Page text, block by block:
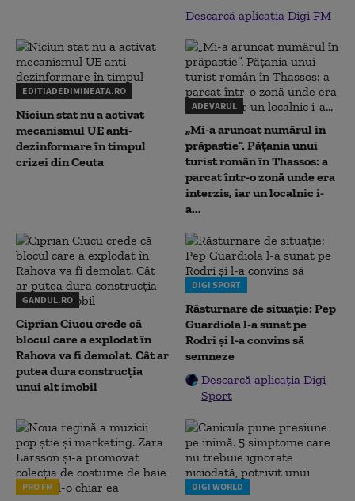
Descarcă aplicația Digi FM
EDITIADEDIMINEATA.RO
Niciun stat nu a activat
mecanismul UE anti-
dezinformare în timpul
crizei din Ceuta
ADEVARUL
„Mi-a aruncat numărul în
prăpastie”. Pățania unui
turist român în Thassos: a
parcat într-o zonă unde era
interzis, iar un localnic i-
a...
GANDUL.RO
Ciprian Ciucu crede că
blocul care a explodat în
Rahova va fi demolat. Cât ar
putea dura construcția
unui alt imobil
DIGI SPORT
Răsturnare de situație: Pep
Guardiola l-a sunat pe
Rodri și l-a convins să
semneze
Descarcă aplicația Digi
Sport
PRO FM DIGI WORLD